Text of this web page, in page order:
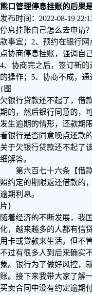
熊口管理停息挂账的后果
发布时间：2022-08-19
停息挂账自己怎么去申请
款事宜；2、预约在银行
点协商停息挂账，强调自
4、协商完之后，签订新
的操作；5、协商不成，通
{图
欠银行贷款还不起了，借
期的，然后银行同意的，
发生逾期的情形，还款期
看银行是否同意晚点还款
关于欠银行贷款还不起了
细解答。
第六百七十六条【借款
照约定的期限返还借款的
逾期利息。
片}
随着经济的不断发展，我
化，越来越多的人都有信
用卡或贷款来生活。但不
不过有很多人到后来确实
象。银行为了做好风控，
账。接下来我带大家了解
买卖合同中没有约定逾期